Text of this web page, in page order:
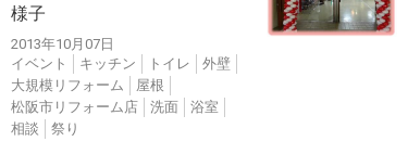
様子
2013年10月07日
イベント
キッチン トイレ
外壁
大規模リフォーム
屋根
松阪市リフォーム店
洗面
浴室
相談
祭り